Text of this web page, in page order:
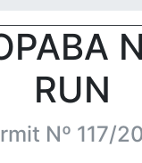
RUN
Nº 117/